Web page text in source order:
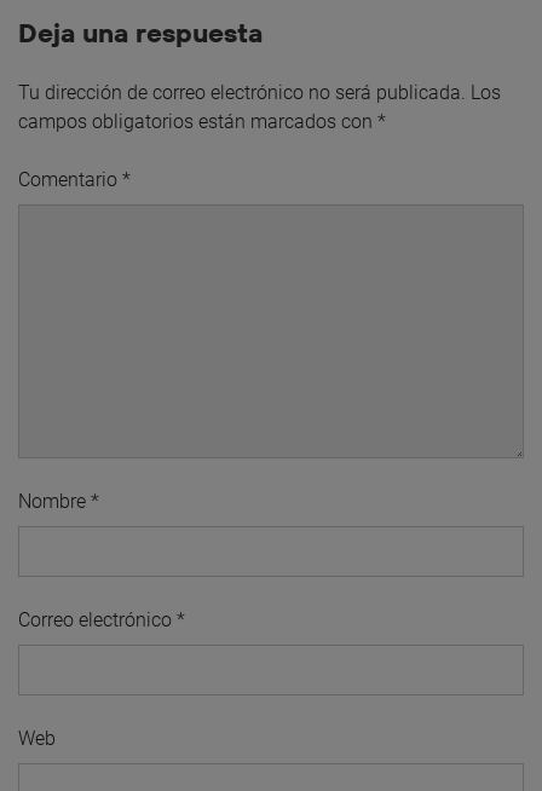
Deja una respuesta
Tu dirección de correo electrónico no será publicada. Los
campos obligatorios están marcados con *
Comentario *
Nombre *
Correo electrónico *
Web